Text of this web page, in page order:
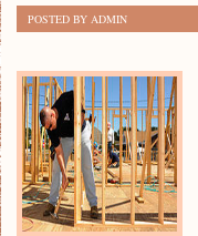
POSTED BY ADMIN